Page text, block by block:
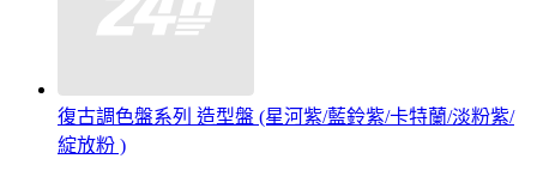
復古調色盤系列 造型盤 (星河紫/藍鈴紫/卡特蘭/淡粉紫/
綻放粉 )